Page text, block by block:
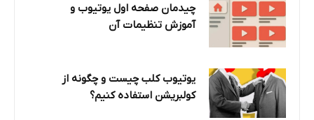
چیدمان صفحه اول یوتیوب و
آموزش تنظیمات آن
یوتیوب کلب چیست و چگونه از
کولبریشن استفاده کنیم؟